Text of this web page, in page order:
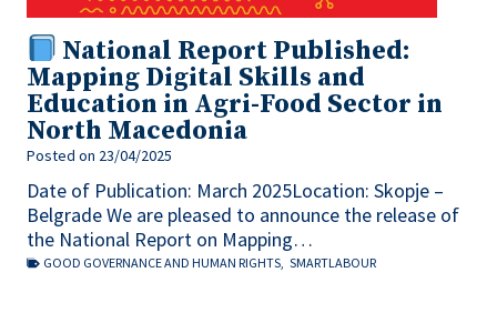
National Report Published:
Mapping Digital Skills and
Education in Agri-Food Sector in
North Macedonia
Posted on 23/04/2025
Date of Publication: March 2025Location: Skopje –
Belgrade We are pleased to announce the release of
the National Report on Mapping…
GOOD GOVERNANCE AND HUMAN RIGHTS SMARTLABOUR